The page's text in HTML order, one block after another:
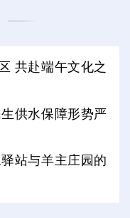
共赴端午文化之
供水保障形势严
站与羊主庄园的